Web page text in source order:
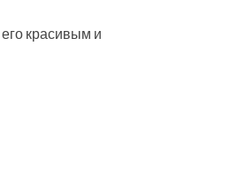
красивым и